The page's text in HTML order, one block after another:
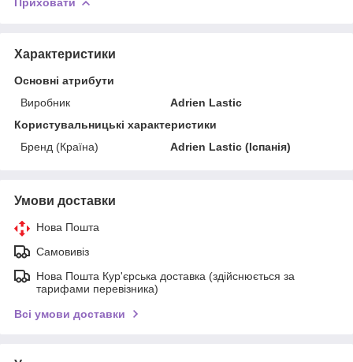
Характеристики
Основні атрибути
Виробник
Adrien Lastic
Користувальницькі характеристики
Бренд (Країна)
Adrien Lastic (Іспанія)
Умови доставки
Нова Пошта
Самовивіз
Нова Пошта Кур'єрська доставка (здійснюється за
тарифами перевізника)
Всі умови доставки